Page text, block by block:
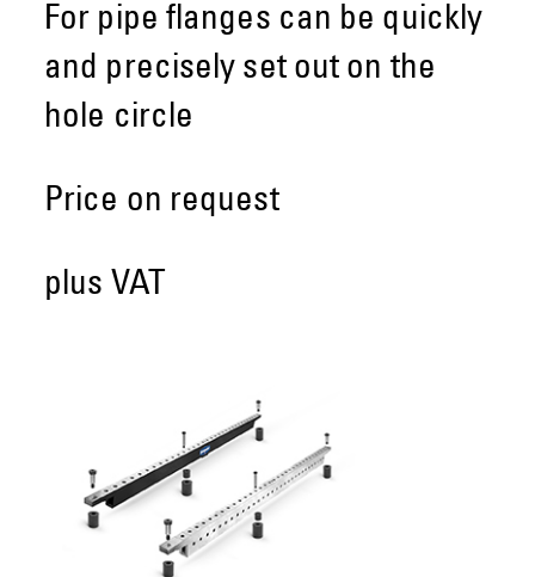
For pipe flanges can be quickly
and precisely set out on the
hole circle
Price on request
plus VAT